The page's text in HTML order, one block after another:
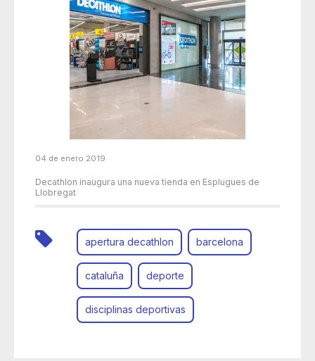
04 de enero 2019
Decathlon inaugura una nueva tienda en Esplugues de
Llobregat
apertura decathlon barcelona
cataluña deporte
disciplinas deportivas